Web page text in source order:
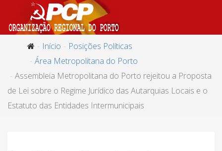
Início
Posições Políticas
Área Metropolitana do Porto
Assembleia Metropolitana do Porto rejeitou a Proposta
de Lei sobre o Regime Jurídico das Autarquias Locais e o
Estatuto das Entidades Intermunicipais